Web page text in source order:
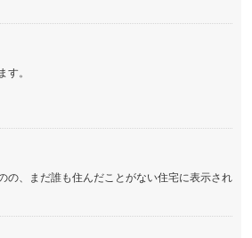
。
の、まだ誰も住んだことがない住宅に表示され